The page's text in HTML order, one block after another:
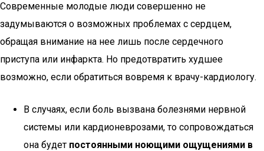
Современные молодые люди совершенно не
задумываются о возможных проблемах с сердцем,
обращая внимание на нее лишь после сердечного
приступа или инфаркта. Но предотвратить худшее
возможно, если обратиться вовремя к врачу-кардиологу.
В случаях, если боль вызвана болезнями нервной
системы или кардионеврозами, то сопровождаться
она будет постоянными ноющими ощущениями в